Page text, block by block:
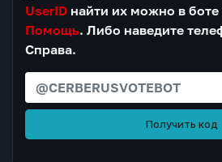
UserID найти их можно в
Помощь. Либо наведите
Справа.
Получить код